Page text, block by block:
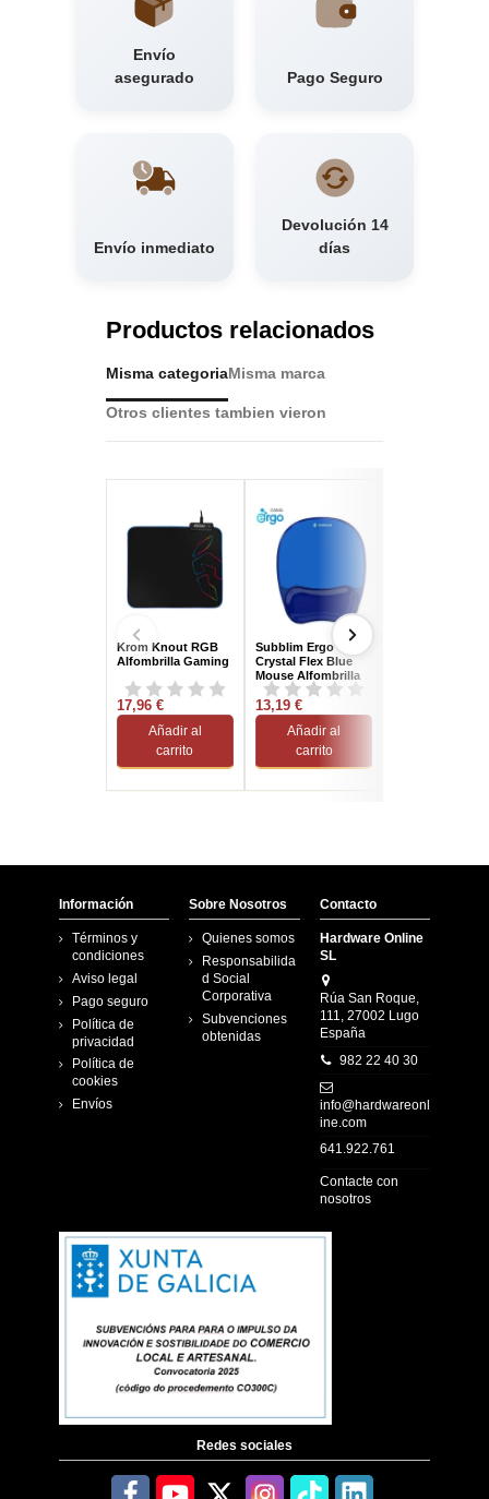
Envío
asegurado
Pago Seguro
Envío inmediato
Devolución 14
días
Productos relacionados
Misma categoriaMisma marca
Otros clientes tambien vieron
Krom Knout RGB
Alfombrilla Gaming
17,96 €
Añadir al
carrito
Subblim Ergo
Crystal Flex Blue
Mouse Alfombrilla
con
Reposamuñecas
Azul
13,19 €
Añadir al
carrito
Información
Términos y
condiciones
Aviso legal
Pago seguro
Política de
privacidad
Política de
cookies
Envíos
Sobre Nosotros
Quienes somos
Responsabilida
d Social
Corporativa
Subvenciones
obtenidas
Contacto
Hardware Online
SL
Rúa San Roque,
111, 27002 Lugo
España
982 22 40 30
info@hardwareonl
ine.com
641.922.761
Contacte con
nosotros
Redes sociales